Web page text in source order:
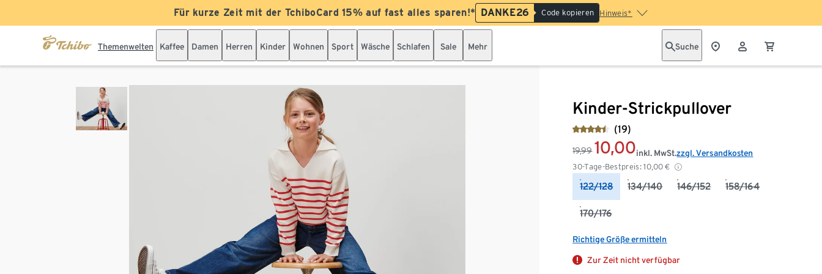
Für kurze Zeit mit der TchiboCard 15% auf fast alles sparen!* DANKE26 Code kopieren Hinweis*
Themenwelten Kaffee Damen Herren Kinder Wohnen Sport Wäsche Schlafen Sale Mehr Suche
Kinder-Strickpullover
(19)
19,99 10,00
30-Tage-Bestpreis: 10,00 €
inkl. MwSt.zzgl. Versandkosten
122/128 134/140 146/152 158/164
170/176
Richtige Größe ermitteln
Zur Zeit nicht verfügbar